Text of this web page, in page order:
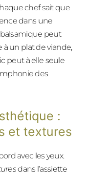
chef sait que
dans une
peut
un plat de viande,
peut à elle seule
des
:
et textures
avec les yeux.
dans l’assiette